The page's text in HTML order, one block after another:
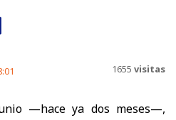
1655 visitas
—hace ya dos meses—,